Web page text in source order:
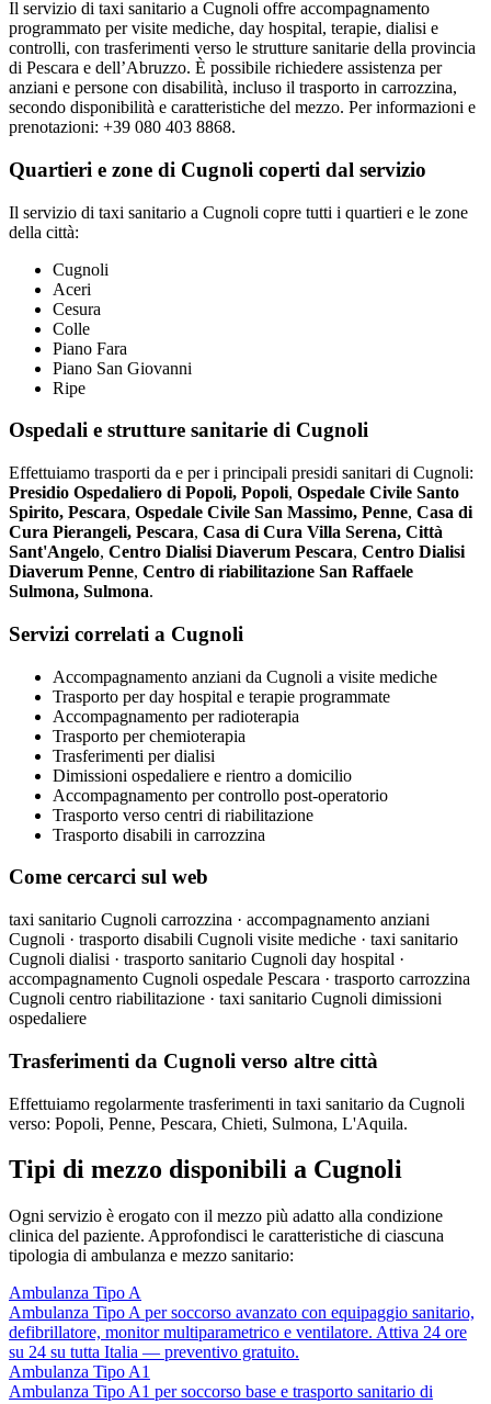
Il servizio di taxi sanitario a Cugnoli offre accompagnamento
programmato per visite mediche, day hospital, terapie, dialisi e
controlli, con trasferimenti verso le strutture sanitarie della provincia
di Pescara e dell’Abruzzo. È possibile richiedere assistenza per
anziani e persone con disabilità, incluso il trasporto in carrozzina,
secondo disponibilità e caratteristiche del mezzo. Per informazioni e
prenotazioni: +39 080 403 8868.
Quartieri e zone di Cugnoli coperti dal servizio
Il servizio di taxi sanitario a Cugnoli copre tutti i quartieri e le zone
della città:
Cugnoli
Aceri
Cesura
Colle
Piano Fara
Piano San Giovanni
Ripe
Ospedali e strutture sanitarie di Cugnoli
Effettuiamo trasporti da e per i principali presidi sanitari di Cugnoli:
Presidio Ospedaliero di Popoli, Popoli, Ospedale Civile Santo
Spirito, Pescara, Ospedale Civile San Massimo, Penne, Casa di
Cura Pierangeli, Pescara, Casa di Cura Villa Serena, Città
Sant'Angelo, Centro Dialisi Diaverum Pescara, Centro Dialisi
Diaverum Penne, Centro di riabilitazione San Raffaele
Sulmona, Sulmona.
Servizi correlati a Cugnoli
Accompagnamento anziani da Cugnoli a visite mediche
Trasporto per day hospital e terapie programmate
Accompagnamento per radioterapia
Trasporto per chemioterapia
Trasferimenti per dialisi
Dimissioni ospedaliere e rientro a domicilio
Accompagnamento per controllo post-operatorio
Trasporto verso centri di riabilitazione
Trasporto disabili in carrozzina
Come cercarci sul web
taxi sanitario Cugnoli carrozzina · accompagnamento anziani
Cugnoli · trasporto disabili Cugnoli visite mediche · taxi sanitario
Cugnoli dialisi · trasporto sanitario Cugnoli day hospital ·
accompagnamento Cugnoli ospedale Pescara · trasporto carrozzina
Cugnoli centro riabilitazione · taxi sanitario Cugnoli dimissioni
ospedaliere
Trasferimenti da Cugnoli verso altre città
Effettuiamo regolarmente trasferimenti in taxi sanitario da Cugnoli
verso: Popoli, Penne, Pescara, Chieti, Sulmona, L'Aquila.
Tipi di mezzo disponibili a Cugnoli
Ogni servizio è erogato con il mezzo più adatto alla condizione
clinica del paziente. Approfondisci le caratteristiche di ciascuna
tipologia di ambulanza e mezzo sanitario:
Ambulanza Tipo A
Ambulanza Tipo A per soccorso avanzato con equipaggio sanitario,
defibrillatore, monitor multiparametrico e ventilatore. Attiva 24 ore
su 24 su tutta Italia — preventivo gratuito.
Ambulanza Tipo A1
Ambulanza Tipo A1 per soccorso base e trasporto sanitario di